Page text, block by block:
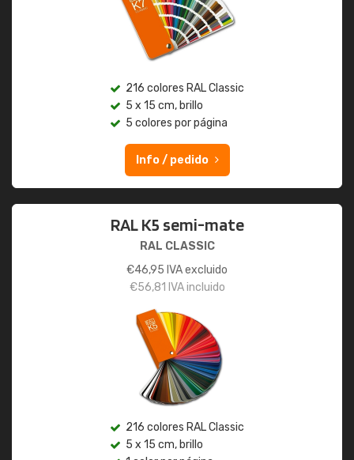
216 colores RAL Classic
5 x 15 cm, brillo
5 colores por página
Info / pedido
RAL K5 semi-mate
RAL CLASSIC
€46,95 IVA excluido
€56,81 IVA incluido
216 colores RAL Classic
5 x 15 cm, brillo